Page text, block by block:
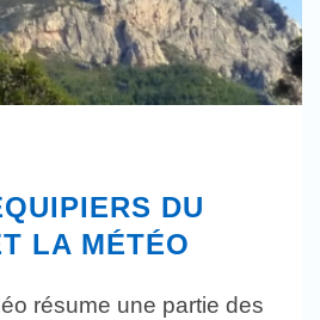
DU
LA MÉTÉO
résume une partie des